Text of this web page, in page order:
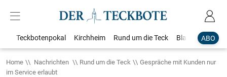
ABO
Teckbotenpokal Kirchheim Rund um die Teck Blaulicht
Home Nachrichten Rund um die Teck
Gespräche mit Kunden nur
im Service erlaubt